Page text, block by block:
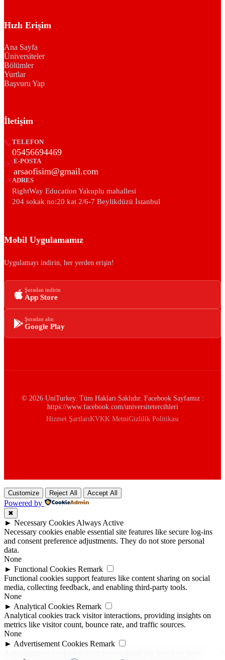
Hızlı Erişim
Ana Sayfa
Üniversiteler
Bölümler
Yurtlar
Başvuru Yap
İletişim
📞TELEFON
05456694469
✉️E-POSTA
arsaofisim@gmail.com
📍ADRES
RightWay Education Yakuplu mahallesi
204 sokak no:20 kat 2/6-7 Beylikdüzü İstanbul
Mobil Uygulamamız
Uygulamayı indirin, her yerden erişin!
Şuradan indirin
App Store
Şuradan alın
Google Play
© 2026 UniTurkey. Tüm Hakları Saklıdır. Facebook Sayfamız :
https://www.facebook.com/universitetercihleri
Hizmet ŞartlarıKVKK MetniGizlilik Politikası
Customize Reject All Accept All
Powered by
✖
► Necessary Cookies Always Active
Necessary cookies enable essential site features like secure log-ins
and consent preference adjustments. They do not store personal
data.
None
► Functional Cookies Remark
Functional cookies support features like content sharing on social
media, collecting feedback, and enabling third-party tools.
None
► Analytical Cookies Remark
Analytical cookies track visitor interactions, providing insights on
metrics like visitor count, bounce rate, and traffic sources.
None
► Advertisement Cookies Remark
Advertisement cookies deliver personalized ads based on your